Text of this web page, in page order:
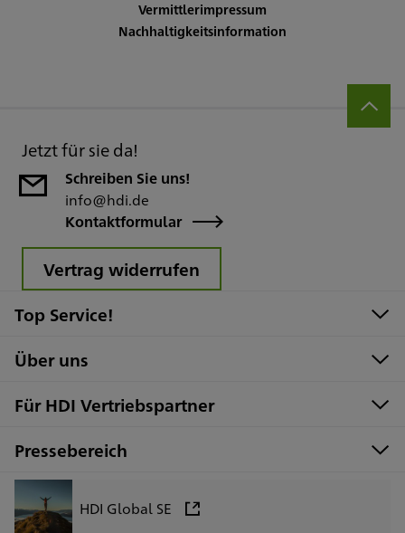
Vermittlerimpressum
Nachhaltigkeitsinformation
Jetzt für sie da!
Schreiben Sie uns!
info@hdi.de
Kontaktformular
Vertrag widerrufen
Top Service!
Über uns
Für HDI Vertriebspartner
Pressebereich
HDI Global SE